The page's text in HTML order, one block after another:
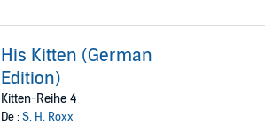
His Kitten (German
Edition)
Kitten-Reihe 4
De :S. H. Roxx